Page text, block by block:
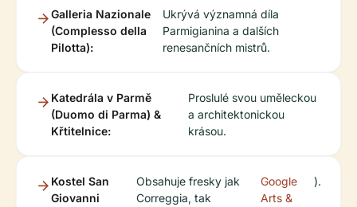
Galleria Nazionale
(Complesso della
Pilotta):
Ukrývá významná díla
Parmigianina a dalších
renesančních mistrů.
Katedrála v Parmě
(Duomo di Parma) &
Křtitelnice:
Proslulé svou uměleckou
a architektonickou
krásou.
Kostel San
Giovanni
Obsahuje fresky jak
Correggia, tak
Google
Arts &
).